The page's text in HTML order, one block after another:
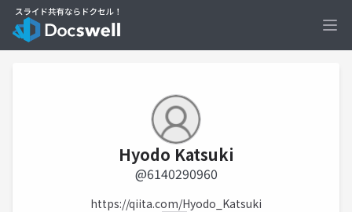
Hyodo Katsuki
@6140290960
https://qiita.com/Hyodo_Katsuki